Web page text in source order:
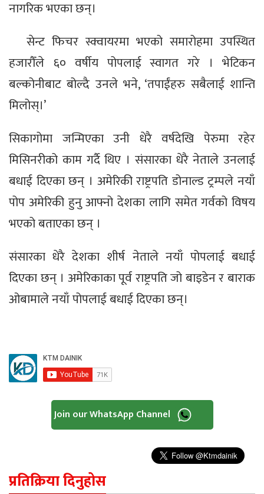
नागरिक भएका छन्।
सेन्ट फिचर स्क्वायरमा भएको समारोहमा उपस्थित
हजारौँले ६० वर्षीय पोपलाई स्वागत गरे । भेटिकन
बल्कोनीबाट बोल्दै उनले भने, ‘तपाईंहरु सबैलाई शान्ति
मिलोस्।’
सिकागोमा जन्मिएका उनी धेरै वर्षदेखि पेरुमा रहेर
मिसिनरीको काम गर्दै थिए । संसारका धेरै नेताले उनलाई
बधाई दिएका छन् । अमेरिकी राष्ट्रपति डोनाल्ड ट्रम्पले नयाँ
पोप अमेरिकी हुनु आफ्नो देशका लागि समेत गर्वको विषय
भएको बताएका छन् ।
संसारका धेरै देशका शीर्ष नेताले नयाँ पोपलाई बधाई
दिएका छन् । अमेरिकाका पूर्व राष्ट्रपति जो बाइडेन र बाराक
ओबामाले नयाँ पोपलाई बधाई दिएका छन्।
Join our WhatsApp Channel
प्रतिक्रिया दिनुहोस